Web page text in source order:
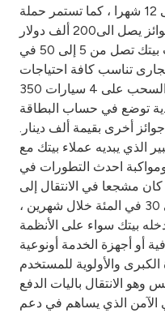
Turkey
Egypt
UK
Kingdom of Bahrain
الرصيد المستحق بالتقسيط على 12 شهرا ، كما تستمر حملة
"اربح مع جوائز بيتك" بمجموع جوائز يصل الى200 ألف دولار
وخصومات لمستخدمي بطاقات بيتك تصل من 5 إلى 50 في
ومركز تجارى تناسب كافة احتياجات
العملاء ، بالإضافة إلى السحب على 4 سيارات 350Z كل 3
10 جوائز نقدية توضع في حساب البطاقة
، 5 جوائز بقيمة ألفى دينار، و5 جوائز أخرى بقيمة ألف دينار.
الذي يبديه عملاء بيتك مع
ومواكبة احدث التطورات في
مشجعا في الانتقال إلى
البطاقة الذكية بنسبة وصلت إلى 30 في المئة خلال شهرين ،
بيتك سواء على الأنظمة
أو أجهزة الخدمة أونوعية
والأولوية للمستخدم
وهو الانتقال باليات الدفع
الآمن الذي يساهم في دعم